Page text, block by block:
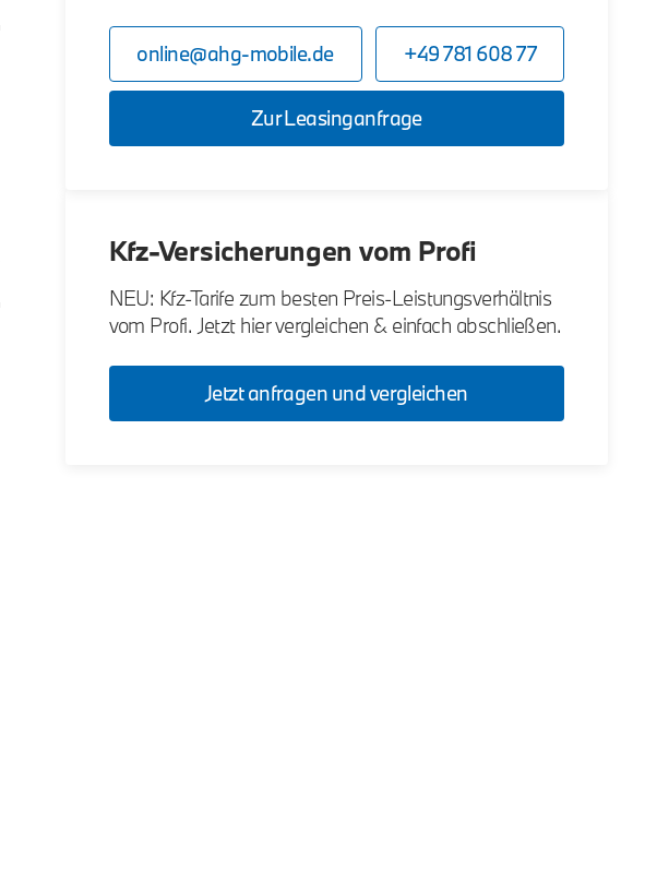
online@ahg-mobile.de +49 781 608 77
Zur Leasinganfrage
Kfz-Versicherungen vom Profi
NEU: Kfz-Tarife zum besten Preis-Leistungsverhältnis
vom Profi. Jetzt hier vergleichen & einfach abschließen.
Jetzt anfragen und vergleichen